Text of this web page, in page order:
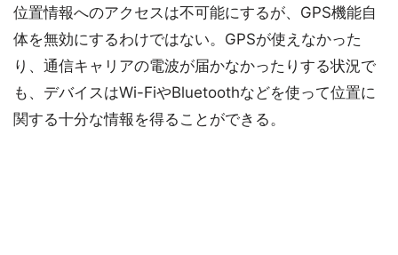
位置情報へのアクセスは不可能にするが、GPS機能自
体を無効にするわけではない。GPSが使えなかった
り、通信キャリアの電波が届かなかったりする状況で
も、デバイスはWi-FiやBluetoothなどを使って位置に
関する十分な情報を得ることができる。